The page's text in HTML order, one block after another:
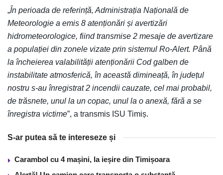
„În perioada de referință, Administrația Națională de
Meteorologie a emis 8 atenționări și avertizări
hidrometeorologice, fiind transmise 2 mesaje de avertizare
a populației din zonele vizate prin sistemul Ro-Alert. Până
la încheierea valabilității atenționării Cod galben de
instabilitate atmosferică, în această dimineață, în județul
nostru s-au înregistrat 2 incendii cauzate, cel mai probabil,
de trăsnete, unul la un copac, unul la o anexă, fără a se
înregistra victime”, a transmis ISU Timiș.
S-ar putea să te intereseze și
Carambol cu 4 mașini, la ieșire din Timișoara